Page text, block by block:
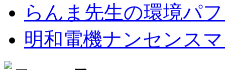
らんま先生の環境パ
明和電機ナンセンス